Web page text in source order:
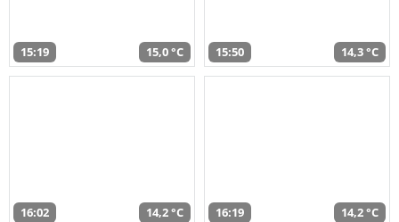
15:19 15,0 °C 15:50 14,3 °C
16:02 14,2 °C 16:19 14,2 °C